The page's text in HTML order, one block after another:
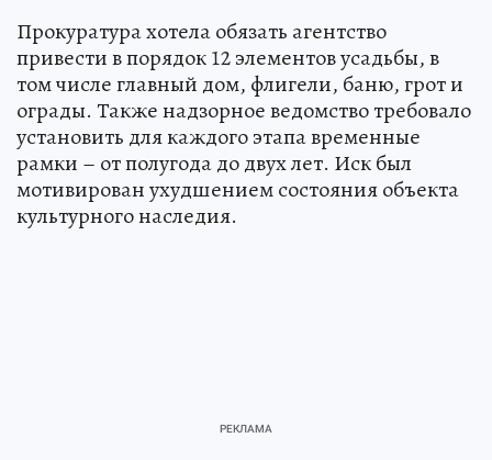
Прокуратура хотела обязать агентство
привести в порядок 12 элементов усадьбы, в
том числе главный дом, флигели, баню, грот и
ограды. Также надзорное ведомство требовало
установить для каждого этапа временные
рамки – от полугода до двух лет. Иск был
мотивирован ухудшением состояния объекта
культурного наследия.